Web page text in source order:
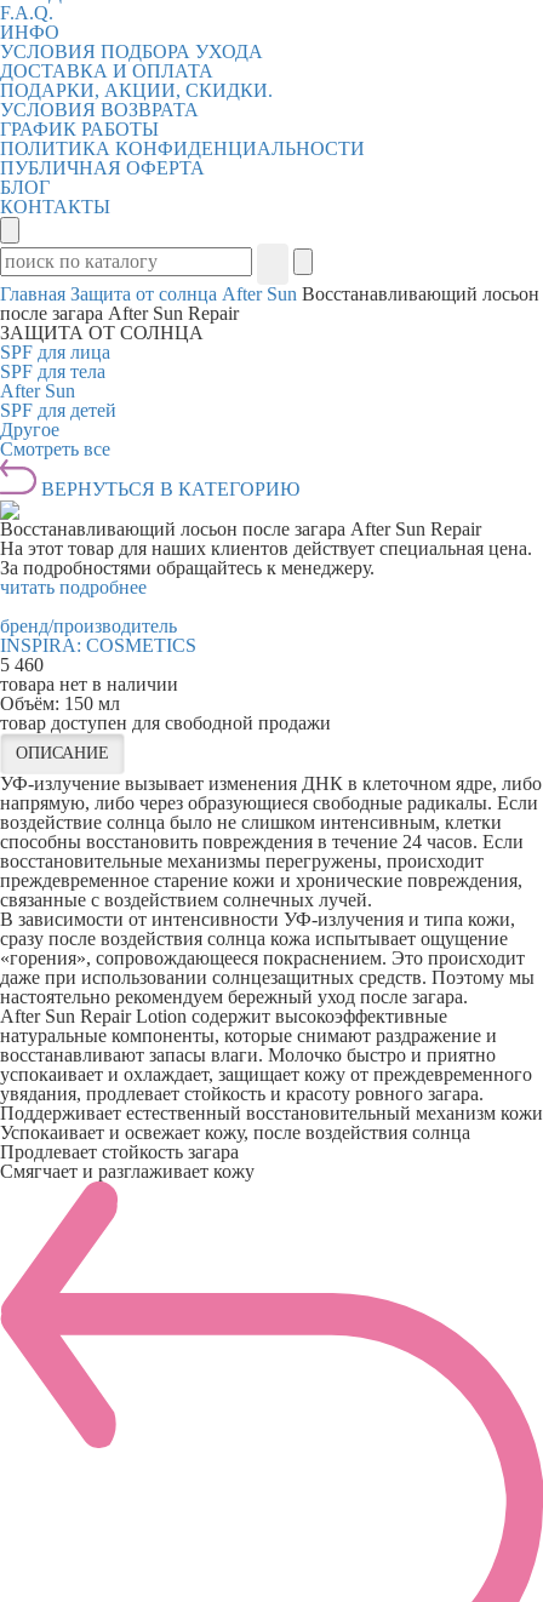
F.A.Q.
ИНФО
УСЛОВИЯ ПОДБОРА УХОДА
ДОСТАВКА И ОПЛАТА
ПОДАРКИ, АКЦИИ, СКИДКИ.
УСЛОВИЯ ВОЗВРАТА
ГРАФИК РАБОТЫ
ПОЛИТИКА КОНФИДЕНЦИАЛЬНОСТИ
ПУБЛИЧНАЯ ОФЕРТА
БЛОГ
КОНТАКТЫ
Главная Защита от солнца After Sun Восстанавливающий лосьон
после загара After Sun Repair
ЗАЩИТА ОТ СОЛНЦА
SPF для лица
SPF для тела
After Sun
SPF для детей
Другое
Смотреть все
ВЕРНУТЬСЯ В КАТЕГОРИЮ
Восстанавливающий лосьон после загара After Sun Repair
На этот товар для наших клиентов действует специальная цена.
За подробностями обращайтесь к менеджеру.
читать подробнее
бренд/производитель
INSPIRA: COSMETICS
5 460
товара нет в наличии
Объём: 150 мл
товар доступен для свободной продажи
ОПИСАНИЕ
УФ-излучение вызывает изменения ДНК в клеточном ядре, либо
напрямую, либо через образующиеся свободные радикалы. Если
воздействие солнца было не слишком интенсивным, клетки
способны восстановить повреждения в течение 24 часов. Если
восстановительные механизмы перегружены, происходит
преждевременное старение кожи и хронические повреждения,
связанные с воздействием солнечных лучей.
В зависимости от интенсивности УФ-излучения и типа кожи,
сразу после воздействия солнца кожа испытывает ощущение
«горения», сопровождающееся покраснением. Это происходит
даже при использовании солнцезащитных средств. Поэтому мы
настоятельно рекомендуем бережный уход после загара.
After Sun Repair Lotion содержит высокоэффективные
натуральные компоненты, которые снимают раздражение и
восстанавливают запасы влаги. Молочко быстро и приятно
успокаивает и охлаждает, защищает кожу от преждевременного
увядания, продлевает стойкость и красоту ровного загара.
Поддерживает естественный восстановительный механизм кожи
Успокаивает и освежает кожу, после воздействия солнца
Продлевает стойкость загара
Смягчает и разглаживает кожу